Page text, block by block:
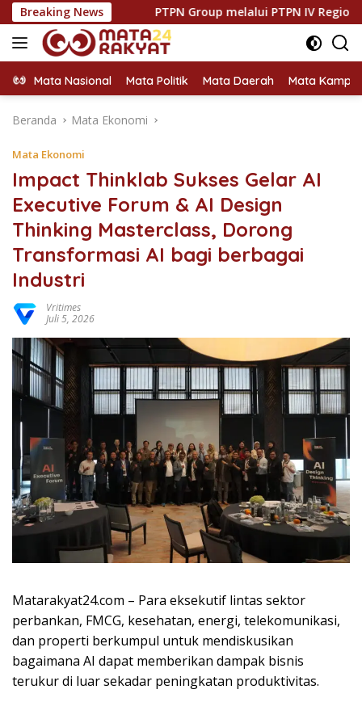
Langsung
ke
konten
Breaking NewsPTPN Group melalui PTPN IV Regional VII Dukung
Mata Nasional Mata Politik Mata Daerah Mata
Beranda Mata Ekonomi
Mata Ekonomi
Impact Thinklab Sukses Gelar AI
Executive Forum & AI Design
Thinking Masterclass, Dorong
Transformasi AI bagi berbagai
Industri
Vritimes
Juli 5, 2026
Matarakyat24.com – Para eksekutif lintas sektor
perbankan, FMCG, kesehatan, energi, telekomunikasi,
dan properti berkumpul untuk mendiskusikan
bagaimana AI dapat memberikan dampak bisnis
terukur di luar sekadar peningkatan produktivitas.